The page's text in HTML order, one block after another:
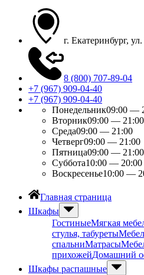
г. Екатеринбург,
8 (800) 707-89-04
+7 (967) 909-04-40
+7 (967) 909-04-40
Понедельник09:00 —
Вторник09:00 — 21:00
Среда09:00 — 21:00
Четверг09:00 — 21:00
Пятница09:00 — 21:00
Суббота10:00 — 20:00
Воскресенье10:00 —
Главная страница
Шкафы
ГостиныеМягкая
стулья, табуреты
спальниМатрасы
прихожейДомашний
Шкафы распашные